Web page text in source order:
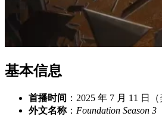
基本信息
首播时间 ：2025 年 7 月 11 日（
外文名称： Foundation Season 3